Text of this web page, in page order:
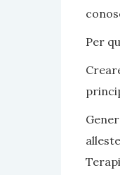
Per